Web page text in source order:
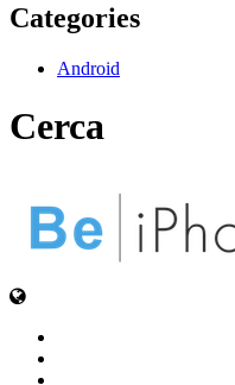
Categories
Android
Cerca